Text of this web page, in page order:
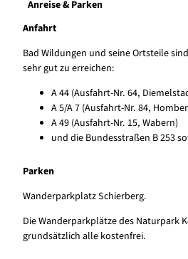
Anreise & Parken
Anfahrt
Bad Wildungen und seine Ortsteile
sehr gut zu erreichen:
A 44 (Ausfahrt-Nr. 64,
A 5/A 7 (Ausfahrt-Nr. 84,
A 49 (Ausfahrt-Nr. 15, Wabern)
und die Bundesstraßen B 253
Parken
Wanderparkplatz Schierberg.
Die Wanderparkplätze des Naturpark
grundsätzlich alle kostenfrei.